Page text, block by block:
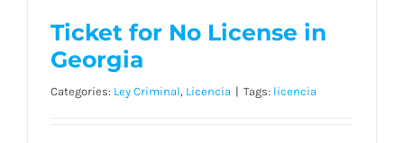
Georgia
Ticket for No License in
Georgia
Categories: Ley Criminal, Licencia | Tags: licencia